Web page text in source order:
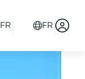
FR FR